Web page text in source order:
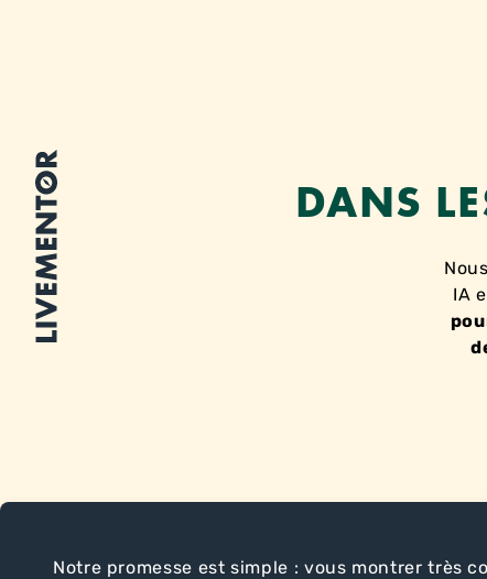
DANS
IA
Notre promesse est simple : vous montrer très